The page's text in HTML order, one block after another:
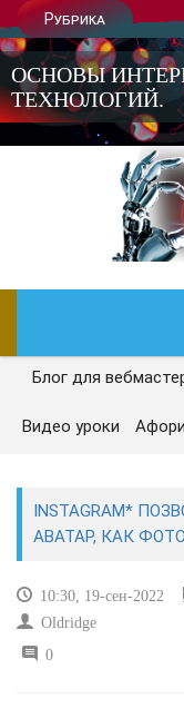
Рубрика
ОСНОВЫ
ТЕХНОЛОГИЙ.
ГЛАВНАЯ
СЕГОДНЯ
САЙТОСТРОЕНИЕ
РЕМОНТ И
ИНТЕРНЕТ И
Блог для
Видео уроки
INSTAGRAM*
АВАТАР, КАК
10:30, 19-сен-2022
Oldridge
0